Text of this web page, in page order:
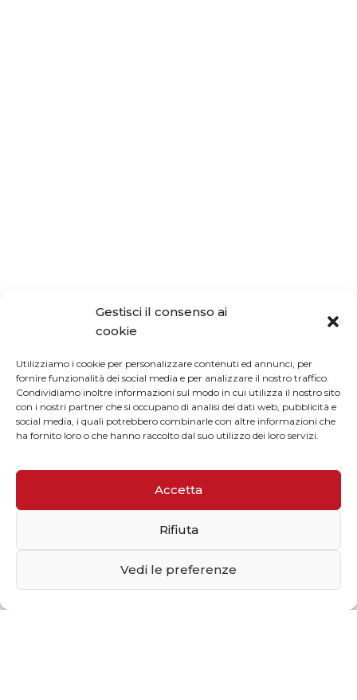
Gestisci il consenso ai
cookie
Utilizziamo i cookie per personalizzare contenuti ed annunci, per
fornire funzionalità dei social media e per analizzare il nostro traffico.
Condividiamo inoltre informazioni sul modo in cui utilizza il nostro sito
con i nostri partner che si occupano di analisi dei dati web, pubblicità e
social media, i quali potrebbero combinarle con altre informazioni che
ha fornito loro o che hanno raccolto dal suo utilizzo dei loro servizi.
Accetta
Rifiuta
Vedi le preferenze